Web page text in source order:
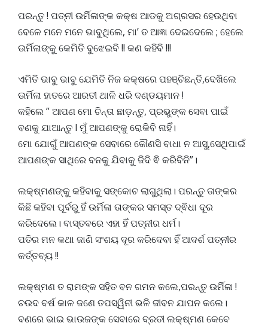
ପରନ୍ତୁ ! ପତ୍ନୀ ଉର୍ମିଳାଙ୍କ କକ୍ଷ ଆଡକୁ ଅଗ୍ରସର ହେଉଥିବା
ବେଳେ ମନେ ମନେ ଭାବୁଥିଲେ, ମା’ ତ ଆଜ୍ଞା ଦେଇଦେଲେ ; ହେଲେ
ଉର୍ମିଳାଙ୍କୁ କେମିତି ବୁଝେଇବି !! କଣ କହିବି !!!
ଏମିତି ଭାବୁ ଭାବୁ ଯେମିତି ନିଜ କକ୍ଷରେ ପହଞ୍ଚିଛନ୍ତି,ଦେଖିଲେ
ଉର୍ମିଳା ହାତରେ ଆରତୀ ଥାଳି ଧରି ଦଣ୍ଡୟମାନ !
କହିଲେ ” ଆପଣ ମୋ ଚିନ୍ତା ଛାଡ଼ନ୍ତୁ, ପ୍ରଭୁଙ୍କ ସେବା ପାଇଁ
ବଣକୁ ଯାଆନ୍ତୁ l ମୁଁ ଆପଣଙ୍କୁ ରୋକିବି ନାହିଁ।
ମୋ ଯୋଗୁଁ ଆପଣଙ୍କ ସେବାରେ କୌଣସି ବାଧା ନ ଆସୁ,ସେଥିପାଇଁ
ଆପଣଙ୍କ ସାଥିରେ ବନକୁ ଯିବାକୁ ଜିଦି ଵି କରିବିନି”।
ଲକ୍ଷ୍ମଣଙ୍କୁ କହିବାକୁ ସଙ୍କୋଚ ଲାଗୁଥିଲା। ପରନ୍ତୁ ତାଙ୍କର
କିଛି କହିବା ପୂର୍ବରୁ ହିଁ ଉର୍ମିଳା ତାଙ୍କର ସମସ୍ତ ଦ୍ଵିଧା ଦୂର
କରିଦେଲେ। ବାସ୍ତବରେ ଏହା ହିଁ ପତ୍ନୀର ଧର୍ମ।
ପତିର ମନ କଥା ଜାଣି ସଂଶୟ ଦୂର କରିଦେବା ହିଁ ଆଦର୍ଶ ପତ୍ନୀର
କର୍ତ୍ତବ୍ୟ !!
ଲକ୍ଷ୍ମଣ ତ ରାମଙ୍କ ସହିତ ବନ ଗମନ କଲେ,ପରନ୍ତୁ ଉର୍ମିଳା !
ଚଉଦ ବର୍ଷ କାଳ ଜଣେ ତପସ୍ୱିନୀ ଭଳି ଜୀବନ ଯାପନ କଲେ।
ବଣରେ ଭାଇ ଭାଉଜଙ୍କ ସେବାରେ ବ୍ରତୀ ଲକ୍ଷ୍ମଣ କେବେ